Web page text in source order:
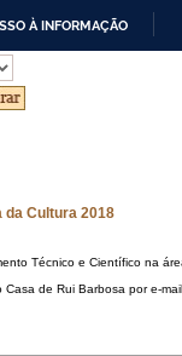
À INFORMAÇÃO
da Cultura 2018
Técnico e Científico na
de Rui Barbosa por e-